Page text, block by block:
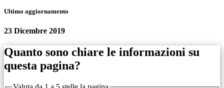
Ultimo aggiornamento
23 Dicembre 2019
Quanto sono chiare le informazioni su
questa pagina?